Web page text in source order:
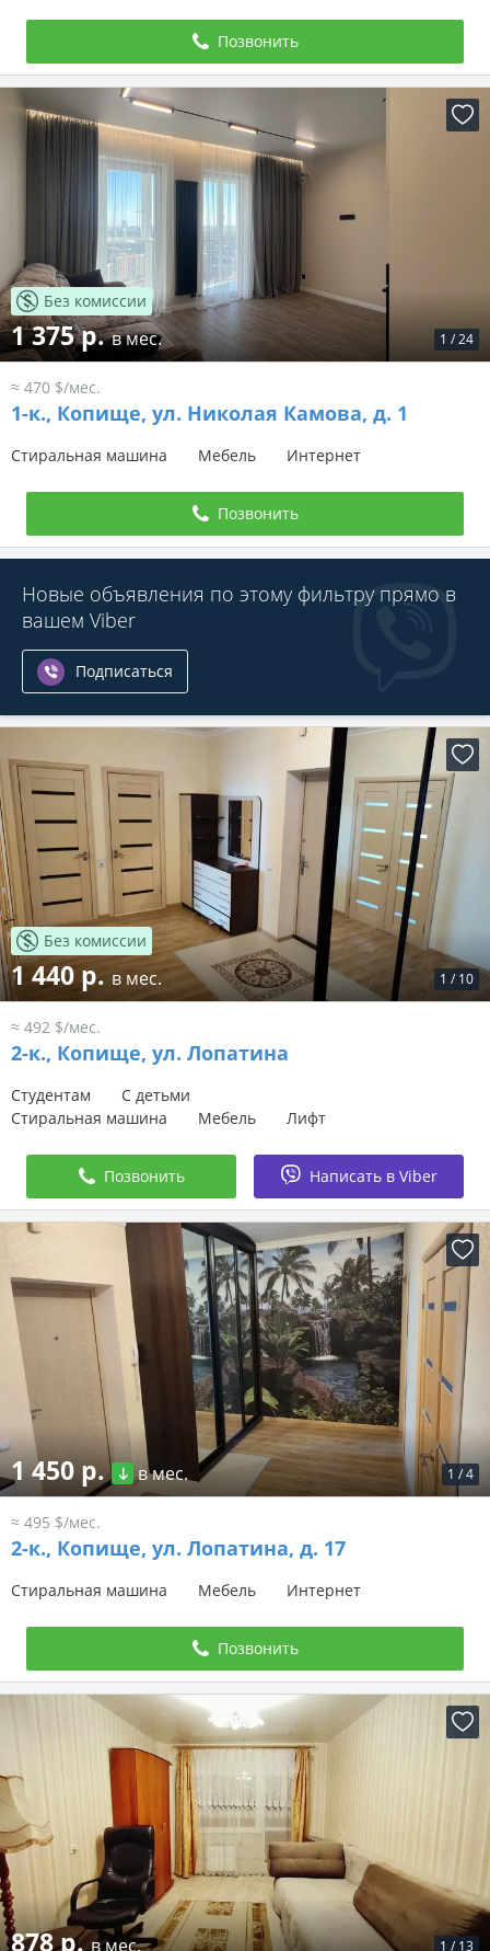
Позвонить
1 /24
Без комиссии
1 375 р.в мес.
≈ 470 $/мес.
1-к., Копище, ул. Николая Камова, д. 1
Стиральная машина Мебель Интернет
Позвонить
Новые объявления по этому фильтру прямо в
вашем Viber
Подписаться
1 / 10
Без комиссии
1 440 р.в мес.
≈ 492 $/мес.
2-к., Копище, ул. Лопатина
Студентам
С детьми
Стиральная машина
Мебель Лифт
Позвонить Написать в Viber
1 /4
1 450 р. в мес.
≈ 495 $/мес.
2-к., Копище, ул. Лопатина, д. 17
Стиральная машина Мебель Интернет
Позвонить
1 / 13
878 р.в мес.